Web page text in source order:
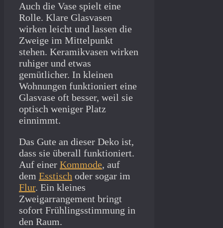
Auch die Vase spielt eine
Rolle. Klare Glasvasen
wirken leicht und lassen die
Zweige im Mittelpunkt
stehen. Keramikvasen wirken
ruhiger und etwas
gemütlicher. In kleinen
Wohnungen funktioniert eine
Glasvase oft besser, weil sie
optisch weniger Platz
einnimmt.
Das Gute an dieser Deko ist,
dass sie überall funktioniert.
Auf einer Kommode, auf
dem Esstisch oder sogar im
Flur. Ein kleines
Zweigarrangement bringt
sofort Frühlingsstimmung in
den Raum.